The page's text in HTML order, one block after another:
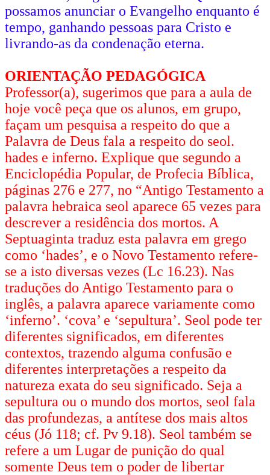
possamos anunciar o Evangelho enquanto é
tempo, ganhando pessoas para Cristo e
livrando-as da condenação eterna.
ORIENTAÇÃO PEDAGÓGICA
Professor(a), sugerimos que para a aula de
hoje você peça que os alunos, em grupo,
façam um pesquisa a respeito do que a
Palavra de Deus fala a respeito do seol.
hades e inferno. Explique que segundo a
Enciclopédia Popular, de Profecia Bíblica,
páginas 276 e 277, no “Antigo Testamento a
palavra hebraica seol aparece 65 vezes para
descrever a residência dos mortos. A
Septuaginta traduz esta palavra em grego
como ‘hades’, e o Novo Testamento refere-
se a isto diversas vezes (Lc 16.23). Nas
traduções do Antigo Testamento para o
inglês, a palavra aparece variamente como
‘inferno’. ‘cova’ e ‘sepultura’. Seol pode ter
diferentes significados, em diferentes
contextos, trazendo alguma confusão e
diferentes interpretações a respeito da
natureza exata do seu significado. Seja a
sepultura ou o mundo dos mortos, seol fala
das profundezas, a antítese dos mais altos
céus (Jó 118; cf. Pv 9.18). Seol também se
refere a um Lugar de punição do qual
somente Deus tem o poder de libertar